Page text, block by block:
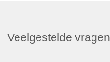
Veelgestelde vragen